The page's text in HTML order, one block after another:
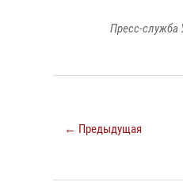
Пресс-служба
← Предыдущая